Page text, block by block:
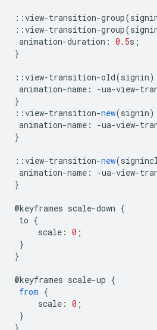
::view-transition-group(
::view-transition-group(
animation-duration : 0.5s ;
}
::view-transition-old(signin)
animation-name : -ua-view-
}
::view-transition-new(signin)
animation-name : -ua-view-
}
::view-transition-new(
animation-name : -ua-view-
}
@keyframes scale-down {
to {
scale : 0 ;
}
}
@keyframes scale-up {
from {
scale : 0 ;
}
}